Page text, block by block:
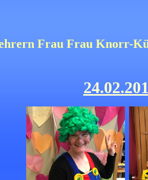
Frau Frau Knorr-